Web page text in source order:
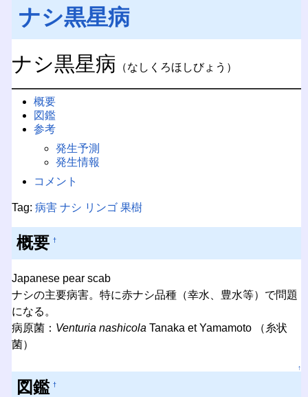
ナシ黒星病
ナシ黒星病 （なしくろほしびょう）
概要
図鑑
参考
発生予測
発生情報
コメント
Tag: 病害 ナシ リンゴ 果樹
概要 †
Japanese pear scab
ナシの主要病害。特に赤ナシ品種（幸水、豊水等）で問題
になる。
病原菌： Venturia nashicola Tanaka et Yamamoto （糸状
菌）
↑
図鑑 †